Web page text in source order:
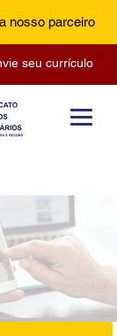
nosso parceiro
seu currículo